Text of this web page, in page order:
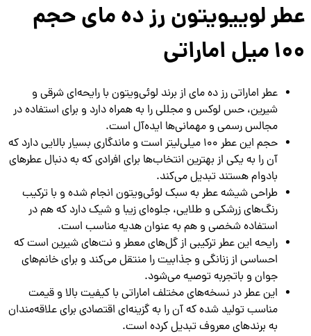
لوییویتون رز ده مای حجم
عطر اماراتی رز ده مای از برند لوئی‌ویتون با رایحه‌ای شرقی و
شیرین، حس لوکس و مجللی را به همراه دارد و برای استفاده در
مجالس رسمی و مهمانی‌ها ایده‌آل است.
حجم این عطر ۱۰۰ میلی‌لیتر است و ماندگاری بسیار بالایی دارد که
آن را به یکی از بهترین انتخاب‌ها برای افرادی که به دنبال عطرهای
بادوام هستند تبدیل می‌کند.
طراحی شیشه عطر به سبک لوئی‌ویتون انجام شده و با ترکیب
رنگ‌های زرشکی و طلایی، جلوه‌ای زیبا و شیک دارد که هم در
استفاده شخصی و هم به عنوان هدیه مناسب است.
رایحه این عطر ترکیبی از گل‌های معطر و نت‌های شیرین است که
احساسی از زنانگی و جذابیت را منتقل می‌کند و برای خانم‌های
جوان و باتجربه توصیه می‌شود.
این عطر در نسخه‌های مختلف اماراتی با کیفیت بالا و قیمت
مناسب تولید شده که آن را به گزینه‌ای اقتصادی برای علاقه‌مندان
به برندهای معروف تبدیل کرده است.